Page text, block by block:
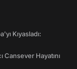
Kıyasladı:
Cansever Hayatını